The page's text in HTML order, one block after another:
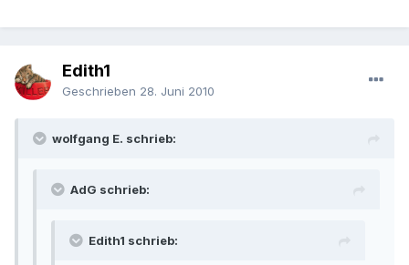
Edith1
Geschrieben 28. Juni 2010
wolfgang E. schrieb:
AdG schrieb:
Edith1 schrieb: